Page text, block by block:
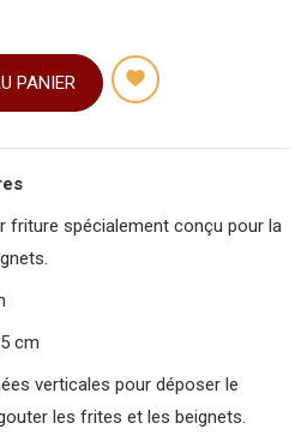
PANIER
friture spécialement conçu pour la
cm
verticales pour déposer le
les frites et les beignets.